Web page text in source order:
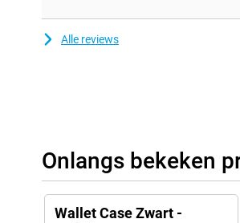
Alle reviews
Onlangs bekeken
Wallet Case Zwart -